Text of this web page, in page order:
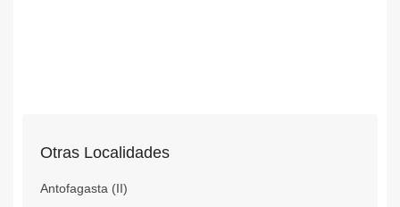
Otras Localidades
Antofagasta (II)